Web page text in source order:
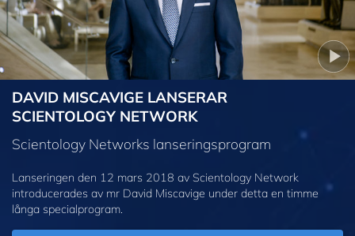
DAVID MISCAVIGE LANSERAR
SCIENTOLOGY NETWORK
Scientology Networks lanseringsprogram
Lanseringen den 12 mars 2018 av Scientology Network
introducerades av mr David Miscavige under detta en timme
långa specialprogram.